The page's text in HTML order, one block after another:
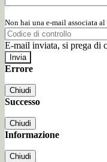
Non hai una e-mail associata
E-mail inviata, si prega di
Errore
Chiudi
Successo
Chiudi
Informazione
Chiudi